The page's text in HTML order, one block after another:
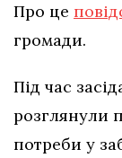
Про це
громади.
Під час
розглянули
потреби у